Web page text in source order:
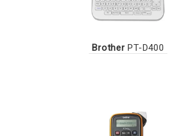
BrotherPT-D400